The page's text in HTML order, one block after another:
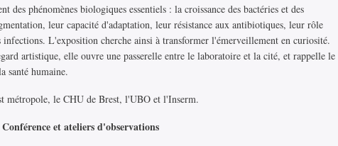
des phénomènes biologiques essentiels : la croissance des bactéries et des
leur capacité d'adaptation, leur résistance aux antibiotiques, leur rôle
infections. L'exposition cherche ainsi à transformer l'émerveillement en curiosité.
artistique, elle ouvre une passerelle entre le laboratoire et la cité, et rappelle le
santé humaine.
métropole, le CHU de Brest, l'UBO et l'Inserm.
et ateliers d'observations